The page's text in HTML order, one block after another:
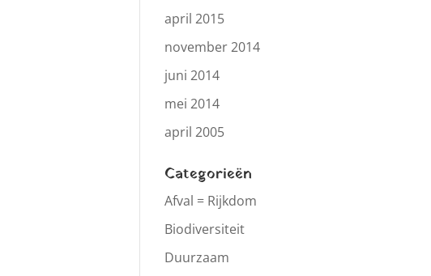
april 2015
november 2014
juni 2014
mei 2014
april 2005
Categorieën
Afval = Rijkdom
Biodiversiteit
Duurzaam